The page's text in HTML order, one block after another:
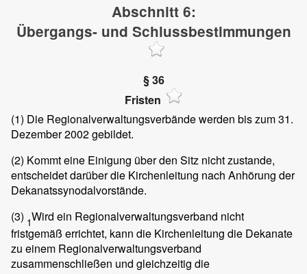
Abschnitt 6:
Übergangs- und Schlussbestimmungen
§ 36
Fristen
(1) Die Regionalverwaltungsverbände werden bis zum 31.
Dezember 2002 gebildet.
(2) Kommt eine Einigung über den Sitz nicht zustande,
entscheidet darüber die Kirchenleitung nach Anhörung der
Dekanatssynodalvorstände.
(3) 1Wird ein Regionalverwaltungsverband nicht
fristgemäß errichtet, kann die Kirchenleitung die Dekanate
zu einem Regionalverwaltungsverband
zusammenschließen und gleichzeitig die